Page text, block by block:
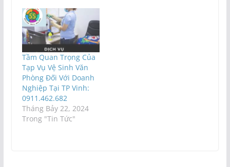
Tầm Quan Trọng Của
Tạp Vụ Vệ Sinh Văn
Phòng Đối Với Doanh
Nghiệp Tại TP Vinh:
0911.462.682
Tháng Bảy 22, 2024
Trong "Tin Tức"